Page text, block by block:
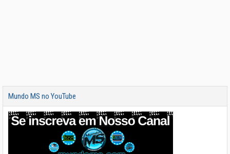
Mundo MS no YouTube